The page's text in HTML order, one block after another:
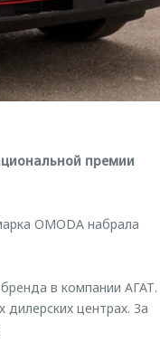
премии
OMODA набрала
в компании АГАТ.
центрах. За